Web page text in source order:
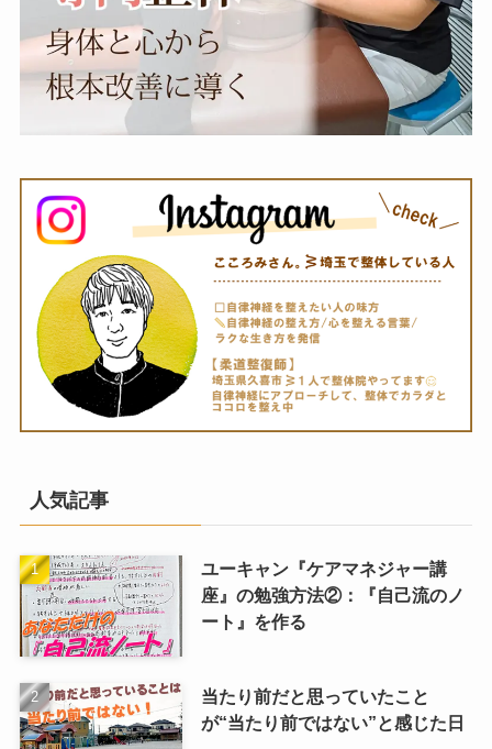
人気記事
ユーキャン『ケアマネジャー講
座』の勉強方法②：『自己流のノ
ート』を作る
当たり前だと思っていたこと
が“当たり前ではない”と感じた日